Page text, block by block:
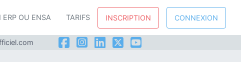
ERP OU ENSA TARIFS INSCRIPTION CONNEXION